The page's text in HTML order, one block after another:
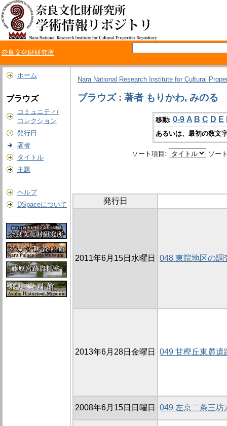
奈良文化財研究所
ホーム
ブラウズ
コミュニティ/
コレクション
発行日
著者
タイトル
主題
ヘルプ
DSpaceについて
Nara National Research Institute for Cultural
ブラウズ : 著者 もりかわ, みのる
移動: 0-9 A B C D E
あるいは、最初の数文
ソート項目: ソー
発行日
2011年6月15日水曜日 048 東院地区の調
2013年6月28日金曜日 049 甘樫丘東麓遺
2008年6月15日日曜日 049 左京二条三坊